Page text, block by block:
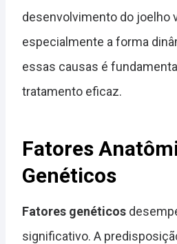
desenvolvimento do joelho
especialmente a forma
essas causas é
tratamento eficaz.
Fatores
Genéticos
Fatores genéticos
significativo. A